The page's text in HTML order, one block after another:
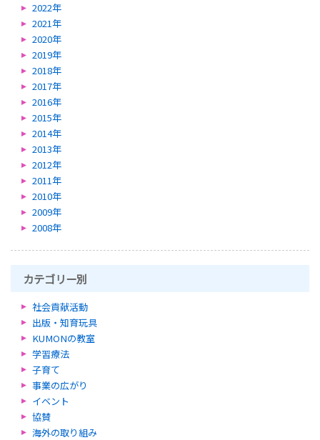
2022年
2021年
2020年
2019年
2018年
2017年
2016年
2015年
2014年
2013年
2012年
2011年
2010年
2009年
2008年
カテゴリー別
社会貢献活動
出版・知育玩具
KUMONの教室
学習療法
子育て
事業の広がり
イベント
協賛
海外の取り組み